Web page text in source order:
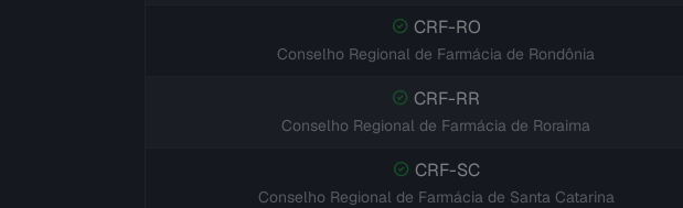
CRF-RO
Conselho Regional de Farmácia de Rondônia
CRF-RR
Conselho Regional de Farmácia de Roraima
CRF-SC
Conselho Regional de Farmácia de Santa Catarina